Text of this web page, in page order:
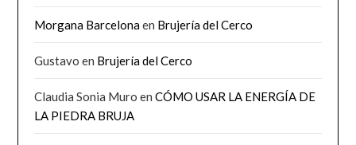
Morgana Barcelonaen Brujería del Cerco
Gustavo en Brujería del Cerco
Claudia Sonia Muro enCÓMO USAR LA ENERGÍA DE
LA PIEDRA BRUJA